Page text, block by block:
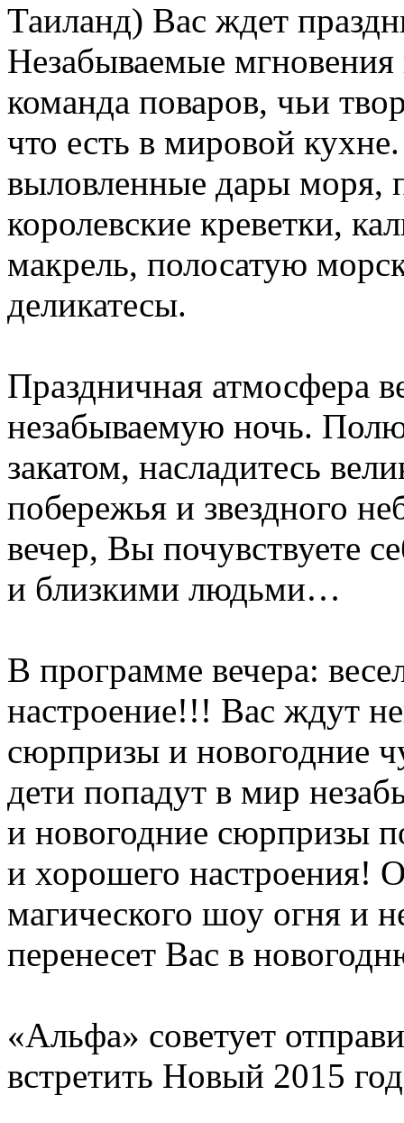
Таиланд) Вас ждет
Незабываемые мгновения
команда поваров, чьи
что есть в мировой
выловленные дары моря,
королевские креветки,
макрель, полосатую
деликатесы.
Праздничная атмосфера
незабываемую ночь.
закатом, насладитесь
побережья и звездного
вечер, Вы почувствуете
и близкими людьми…
В программе вечера:
настроение!!! Вас ждут
сюрпризы и новогодние
дети попадут в мир
и новогодние сюрпризы
и хорошего настроения!
магического шоу огня и
перенесет Вас в
«Альфа» советует
встретить Новый 2015